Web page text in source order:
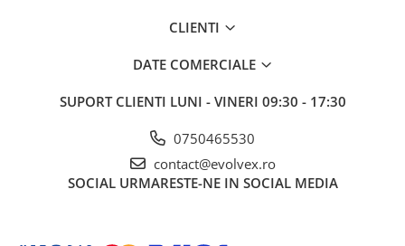
autonomie suficienta, astfel incat sa te bucuri de toate
Incarcare rapida in doar 2 ore.
CLIENTI
DATE COMERCIALE
SUPORT CLIENTI LUNI - VINERI 09:30 - 17:30
0750465530
contact@evolvex.ro
SOCIAL URMARESTE-NE IN SOCIAL MEDIA